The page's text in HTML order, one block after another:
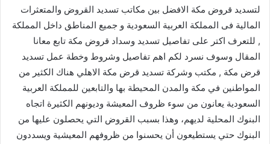
لتسديد قروض مكة الافضل بين مكاتب تسديد القروض والمتعثرات
المالية فى المملكة العربية السعودية و جميع المناطق داخل المملكة
, للتعرف اكتر على تفاصيل تسديد وسداد قروض مكة تابع معانا
المقال وسوف نسرد لكم اهم تفاصيل وشروط وخطة عمل تسديد
قرض مكة , مكتب وشركة تسديد قرض مكة الاهلي هناك الكثير من
المواطنين في مكة والمدن المحيطة بها والتابعين للمملكة العربية
السعودية يعانون من سوء ظروف المعيشة وديونهم الكثيرة اتجاه
البنوك المحلية لديهم، وهذا بسبب القروض التي يحصلون عليها من
البنوك حتي يستطيعون أن يحسنوا من ظروفهم المعيشية ويسددون